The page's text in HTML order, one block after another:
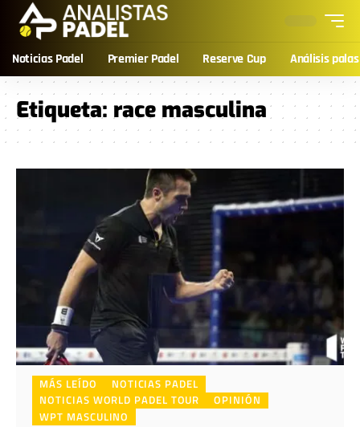
Noticias Padel Premier Padel Reserve Cup Análisis palas
Etiqueta: race masculina
MÁS LEÍDO
NOTICIAS PADEL
NOTICIAS WORLD PADEL TOUR
OPINIÓN
WPT MASCULINO